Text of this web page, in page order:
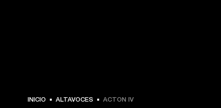
$ 329.99 -
INICIO ALTAVOCES ACTON IV